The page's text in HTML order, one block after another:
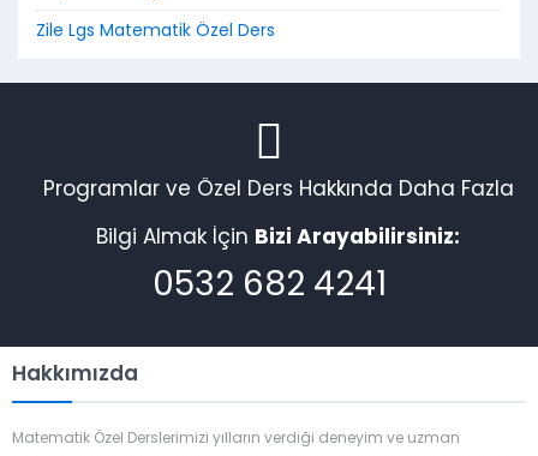
Zile Lgs Matematik Özel Ders
Programlar ve Özel Ders Hakkında Daha Fazla
Bilgi Almak İçin Bizi Arayabilirsiniz:
0532 682 4241
Hakkımızda
Matematik Özel Derslerimizi yılların verdiği deneyim ve uzman